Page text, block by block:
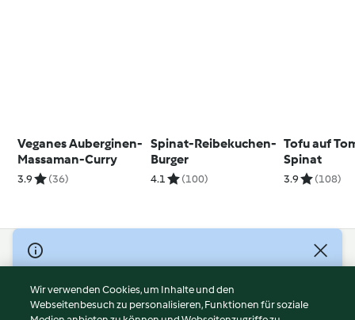
Veganes Auberginen-
Massaman-Curry
3.9 (36)
Spinat-Reibekuchen-
Burger
4.1 (100)
Tofu auf
Spinat
3.9 (108)
© Copyright 2026
Nutzungsbedingungen
Datenschutzrichtlinien
Wir verwenden Cookies, um Inhalte und den
Webseitenbesuch zu personalisieren, Funktionen für soziale